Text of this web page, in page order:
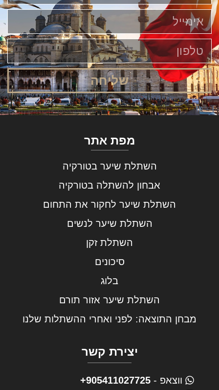
שליחה
מפת אתר
השתלת שיער בטורקיה
אבחון להשתלה בטורקיה
השתלת שיער לחקור את התחום
השתלת שיער לנשים
השתלת זקן
סיכונים
בלוג
השתלת שיער אזור תורם
מבחן התוצאה: לפני ואחרי ההשתלות שלנו
יצירת קשר
ווצאפ - 905411027725+